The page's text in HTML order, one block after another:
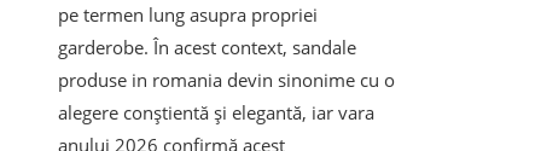
pe termen lung asupra propriei
garderobe. În acest context, sandale
produse in romania devin sinonime cu o
alegere conștientă și elegantă, iar vara
anului 2026 confirmă acest